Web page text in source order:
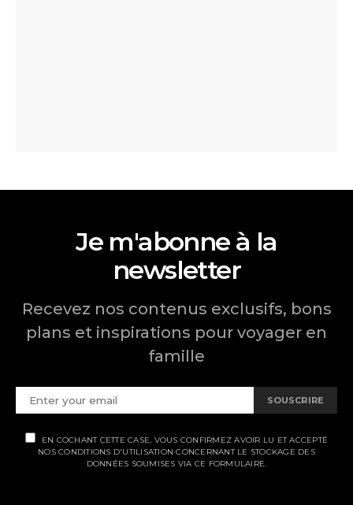
Je m'abonne à la
newsletter
Recevez nos contenus exclusifs, bons
plans et inspirations pour voyager en
famille
SOUSCRIRE
EN COCHANT CETTE CASE, VOUS CONFIRMEZ AVOIR LU ET ACCEPTÉ
NOS CONDITIONS D'UTILISATION CONCERNANT LE STOCKAGE DES
DONNÉES SOUMISES VIA CE FORMULAIRE.